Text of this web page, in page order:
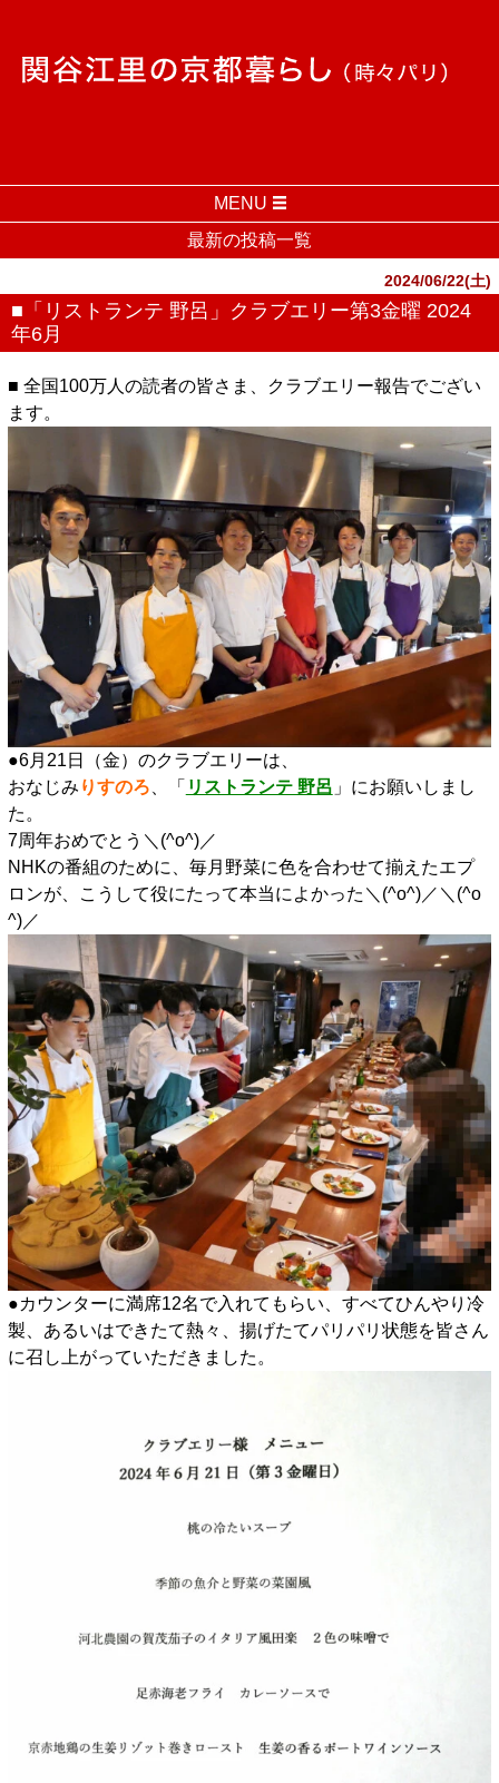
MENU
最新の投稿一覧
2024/06/22(土)
■「リストランテ 野呂」クラブエリー第3金曜 2024
年6月
■ 全国100万人の読者の皆さま、クラブエリー報告でござい
ます。
●6月21日（金）のクラブエリーは、
おなじみ りすのろ 、「 リストランテ 野呂 」にお願いしまし
た。
7周年おめでとう＼(^o^)／
NHKの番組のために、毎月野菜に色を合わせて揃えたエプ
ロンが、こうして役にたって本当によかった＼(^o^)／＼(^o
^)／
●カウンターに満席12名で入れてもらい、すべてひんやり冷
製、あるいはできたて熱々、揚げたてパリパリ状態を皆さん
に召し上がっていただきました。